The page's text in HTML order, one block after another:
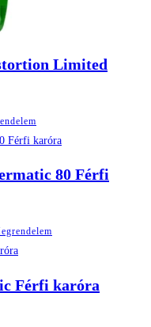
Limited
80 Férfi
Férfi karóra